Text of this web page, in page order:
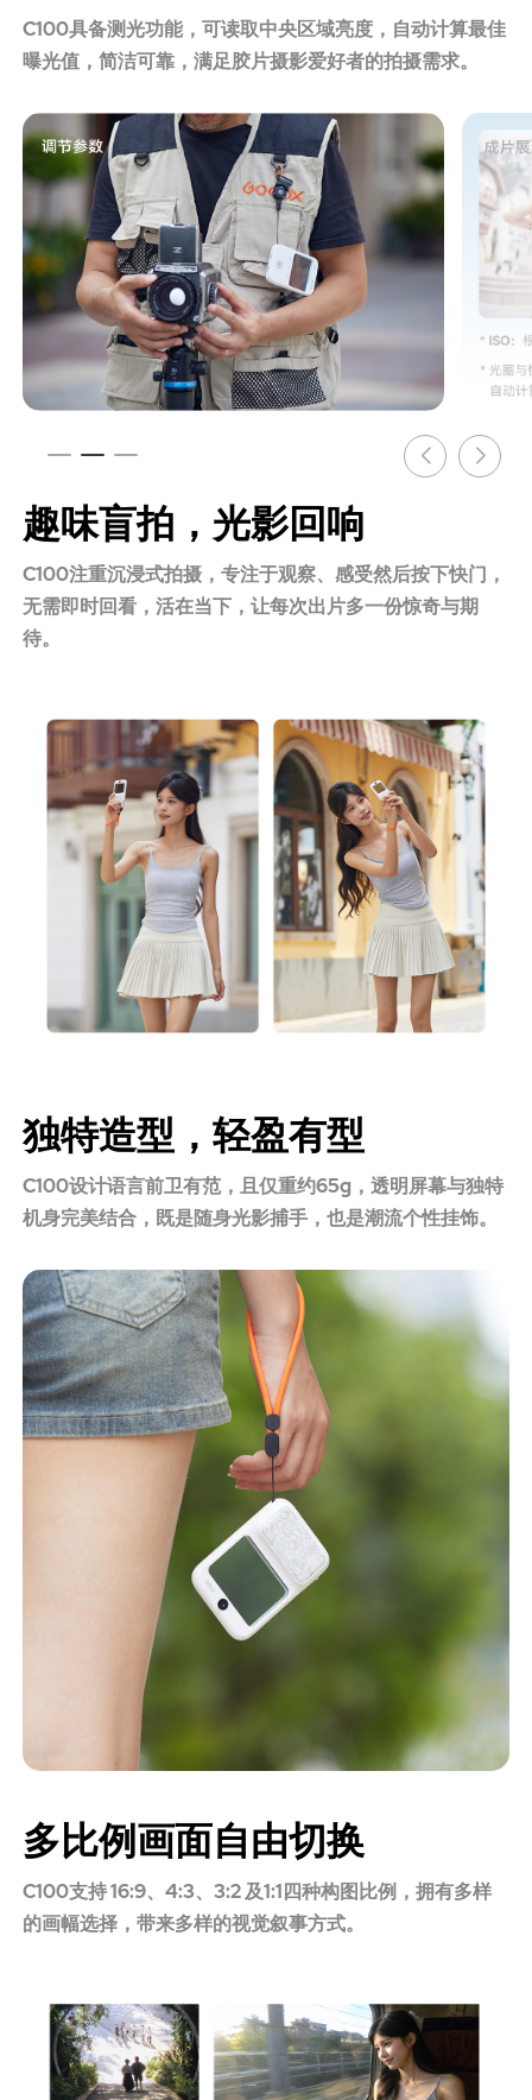
C100具备测光功能，可读取中央区域亮度，自动计算最佳
曝光值，简洁可靠，满足胶片摄影爱好者的拍摄需求。
趣味盲拍，光影回响
C100注重沉浸式拍摄，专注于观察、感受然后按下快门，
无需即时回看，活在当下，让每次出片多一份惊奇与期
待。
独特造型，轻盈有型
C100设计语言前卫有范，且仅重约65g，透明屏幕与独特
机身完美结合，既是随身光影捕手，也是潮流个性挂饰。
多比例画面自由切换
C100支持 16:9、4:3、3:2 及1:1四种构图比例，拥有多样
的画幅选择，带来多样的视觉叙事方式。